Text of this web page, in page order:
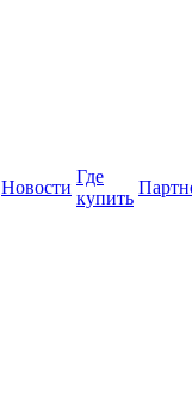
Новости
Где
купить